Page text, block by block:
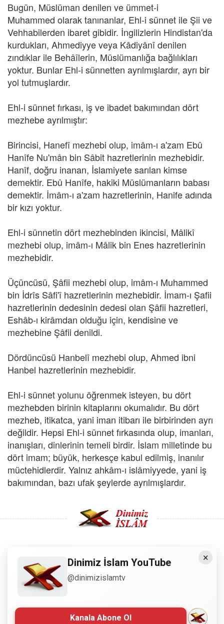
Bugün, Müslüman denilen ve ümmet-i
Muhammed olarak tanınanlar, Ehl-i sünnet ile Şii ve
Vehhabilerden ibaret gibidir. İngilizlerin Hindistan'da
kurdukları, Ahmediyye veya Kâdiyânî denilen
zındıklar ile Behâîlerin, Müslümanlığa bağlılıkları
yoktur. Bunlar Ehl-i sünnetten ayrılmışlardır, ayrı bir
yol tutmuşlardır.
Ehl-i sünnet fırkası, iş ve ibadet bakımından dört
mezhebe ayrılmıştır:
Birincisi, Hanefî mezhebi olup, imâm-ı a'zam Ebû
Hanîfe Nu'mân bin Sâbit hazretlerinin mezhebidir.
Hanîf, doğru inanan, İslamiyete sarılan kimse
demektir. Ebû Hanîfe, hakiki Müslümanların babası
demektir. İmâm-ı a'zam hazretlerinin, Hanife adında
bir kızı yoktur.
Ehl-i sünnetin dört mezhebinden ikincisi, Mâlikî
mezhebi olup, imâm-ı Mâlik bin Enes hazretlerinin
mezhebidir.
Üçüncüsü, Şâfii mezhebi olup, imâm-ı Muhammed
bin İdrîs Sâfi'î hazretlerinin mezhebidir. İmam-ı Şafii
hazretlerinin dedesinin dedesi olan Şâfii hazretleri,
Eshâb-ı kirâmdan olduğu için, kendisine ve
mezhebine Şâfii denildi.
Dördüncüsü Hanbelî mezhebi olup, Ahmed ibni
Hanbel hazretlerinin mezhebidir.
Ehl-i sünnet yolunu öğrenmek isteyen, bu dört
mezhebden birinin kitaplarını okumalıdır. Bu dört
mezheb, itikatca, yani iman itibarı ile birbirinden ayrı
değildir. Hepsi Ehl-i sünnet fırkasında olup, imanları,
inanışları, dinlerinin temeli birdir. İslam milletinde bu
dört imam; büyük, herkesçe kabul edilmiş, inanılır
müctehidlerdir. Yalnız ahkâm-ı islâmiyyede, yani iş
bakımından, bazı ufak şeylerde ayrılmışlardır.
Copyright © 2008 - Dinimiz İslam. Her Hakkı Saklıdır.
Sitemizdeki bilgiler, bütün insanların istifadesi için
hazırlanmıştır. Orijinaline sadık kalmak şartıyla, izin
edebilir.
×
Dinimiz İslam YouTube
@dinimizislamtv
Kanala Abone Ol